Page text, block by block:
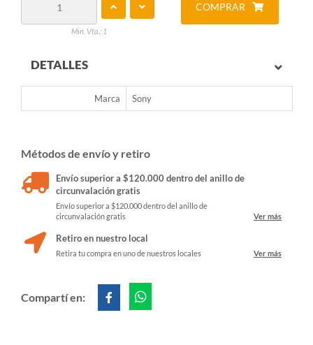
Min. Vta.: 1
COMPRAR
DETALLES
Marca Sony
Métodos de envío y retiro
Envío superior a $120.000 dentro del anillo de
circunvalación gratis
Envío superior a $120.000 dentro del anillo de
circunvalación gratis
Ver más
Retiro en nuestro local
Retira tu compra en uno de nuestros locales Ver más
Compartí en: